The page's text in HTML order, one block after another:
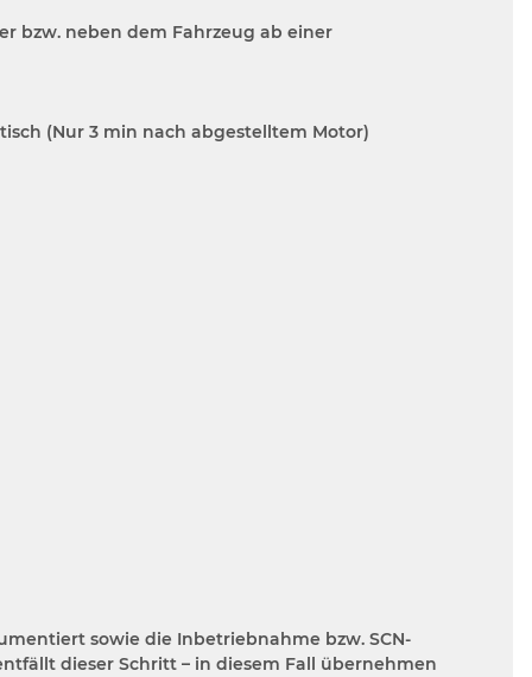
bzw. neben dem Fahrzeug ab einer
(Nur 3 min nach abgestelltem Motor)
sowie die Inbetriebnahme bzw. SCN-
dieser Schritt – in diesem Fall übernehmen